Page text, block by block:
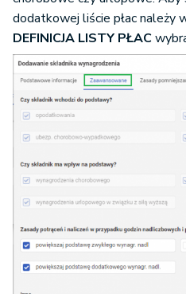
dodatkowej liście płac należy
DEFINICJA LISTY PŁAC